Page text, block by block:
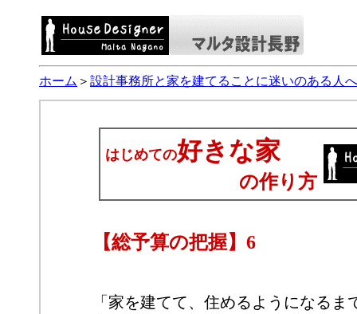
ホーム ＞ 設計事務所と家を建てることに迷いのある人へ
はじめての好きな家
の作り方
【総予算の把握】6
「家を建てて、住めるようになるま